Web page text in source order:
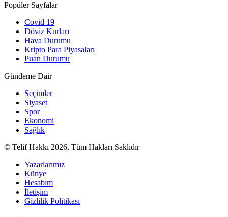
Popüler Sayfalar
Covid 19
Döviz Kurları
Hava Durumu
Kripto Para Piyasaları
Puan Durumu
Gündeme Dair
Seçimler
Siyaset
Spor
Ekonomi
Sağlık
© Telif Hakkı 2026, Tüm Hakları Saklıdır
Yazarlarımız
Künye
Hesabım
İletişim
Gizlilik Politikası